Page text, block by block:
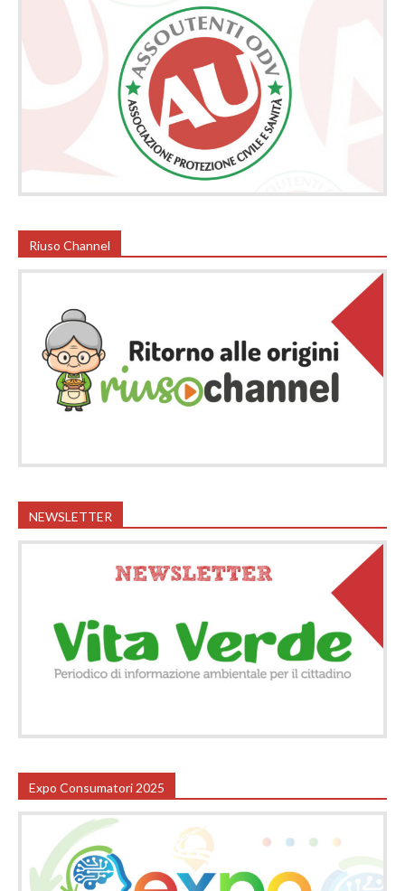
Riuso Channel
NEWSLETTER
Expo Consumatori 2025